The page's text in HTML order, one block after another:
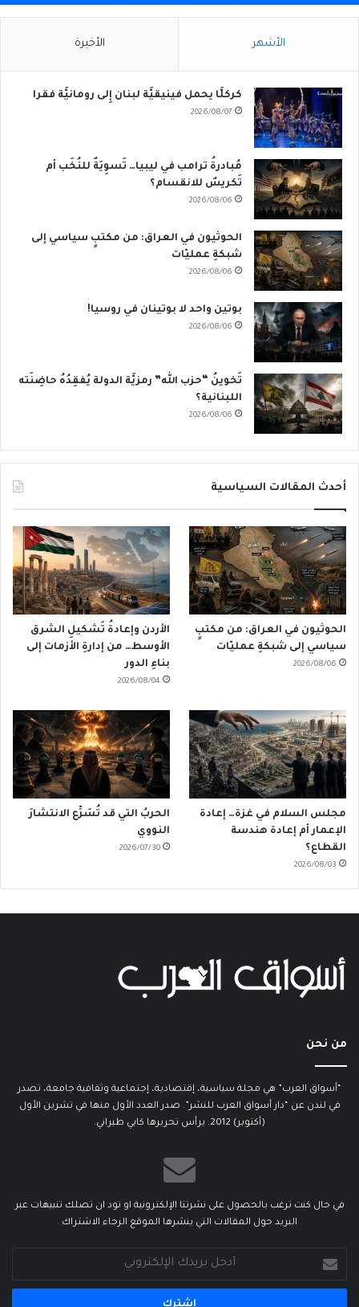
الأشهر الأخيرة
كركلَّا يحمل فينيقيَّة لبنان إِلى رومانيَّة فقرا
2026/08/07
مُبادرةُ ترامب في ليبيا… تَسوِيَةٌ للنُخَب أم
تَكريسٌ للانقسام؟
2026/08/06
الحوثيون في العراق: من مكتبٍ سياسي إلى
شبكةِ عمليّات
2026/08/06
بوتين واحد لا بوتينان في روسيا!
2026/08/06
تَخوينُ “حزب الله” رمزيَّة الدولة يُفقِدُهُ حاضِنَته
اللبنانية؟
2026/08/06
أحدث المقالات السياسية
الحوثيون في العراق: من مكتبٍ
سياسي إلى شبكةِ عمليّات
2026/08/06
الأردن وإعادةُ تَشكيلِ الشرق
الأوسط… من إدارةِ الأزمات إلى
بناءِ الدور
2026/08/04
مجلس السلام في غزة… إعادة
الإعمار أم إعادة هندسة
القطاع؟
2026/08/03
الحربُ التي قد تُسَرِّع الانتشارَ
النووي
2026/07/30
من نحن
“أسواق العرب” هي مجلة سياسية، إقتصادية، إجتماعية وثقافية جامعة، تصدر
في لندن عن “دار أسواق العرب للنشر”. صدر العدد الأول منها في تشرين الأول
(أكتوبر) 2012. يرأس تحريرها كابي طبراني.
في حال كنت ترغب بالحصول على نشرتنا الإلكترونية او تود ان تصلك تنبيهات عبر
البريد حول المقالات التي ينشرها الموقع الرجاء الاشتراك
بريدك
الإلكتروني